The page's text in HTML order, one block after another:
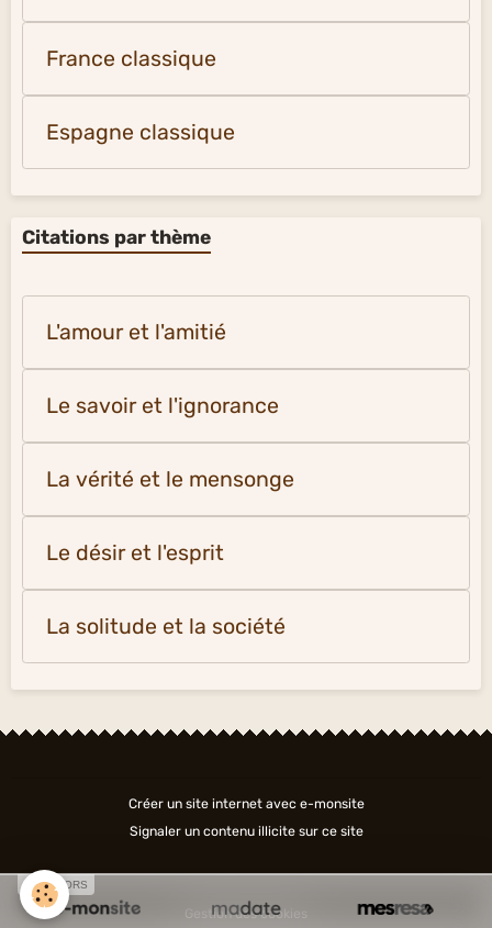
France classique
Espagne classique
Citations par thème
L'amour et l'amitié
Le savoir et l'ignorance
La vérité et le mensonge
Le désir et l'esprit
La solitude et la société
Créer un site internet avec e-monsite
Signaler un contenu illicite sur ce site
Gestion des cookies
SPONSORS